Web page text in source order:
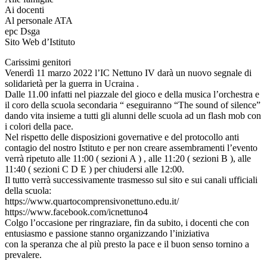
Ai docenti
Al personale ATA
epc Dsga
Sito Web d’Istituto
Carissimi genitori
Venerdì 11 marzo 2022 l’IC Nettuno IV darà un nuovo segnale di
solidarietà per la guerra in Ucraina .
Dalle 11.00 infatti nel piazzale del gioco e della musica l’orchestra e
il coro della scuola secondaria “ eseguiranno “The sound of silence”
dando vita insieme a tutti gli alunni delle scuola ad un flash mob con
i colori della pace.
Nel rispetto delle disposizioni governative e del protocollo anti
contagio del nostro Istituto e per non creare assembramenti l’evento
verrà ripetuto alle 11:00 ( sezioni A ) , alle 11:20 ( sezioni B ), alle
11:40 ( sezioni C D E ) per chiudersi alle 12:00.
Il tutto verrà successivamente trasmesso sul sito e sui canali ufficiali
della scuola:
https://www.quartocomprensivonettuno.edu.it/
https://www.facebook.com/icnettuno4
Colgo l’occasione per ringraziare, fin da subito, i docenti che con
entusiasmo e passione stanno organizzando l’iniziativa
con la speranza che al più presto la pace e il buon senso tornino a
prevalere.